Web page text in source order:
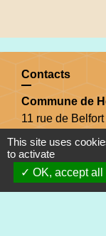
Contacts
Commune de
11 rue de Belfort
68990
+33 3 89 81 90 34
This site uses
to activate
OK, accept all